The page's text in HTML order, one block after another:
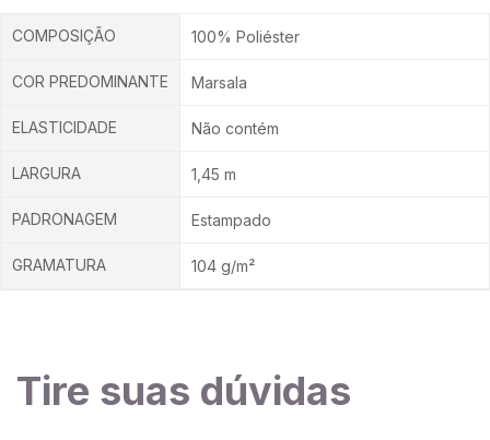
COMPOSIÇÃO 100% Poliéster
COR PREDOMINANTE Marsala
ELASTICIDADE Não contém
LARGURA 1,45 m
PADRONAGEM Estampado
GRAMATURA 104 g/m²
Tire suas dúvidas